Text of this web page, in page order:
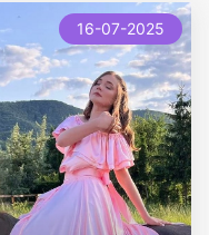
16-07-2025